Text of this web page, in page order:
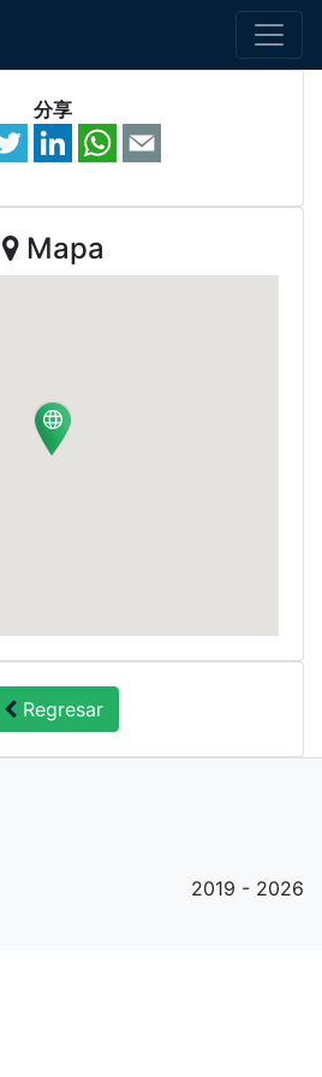
分享
Mapa
Regresar
2019 - 2026